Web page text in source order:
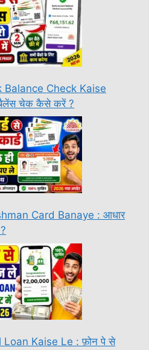
Check Kaise
बैलेंस चेक कैसे करें ?
Card Banaye : आधार
Kaise Le : फ़ोन पे से